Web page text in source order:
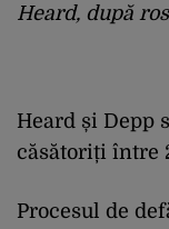
Heard, după
Heard și Depp
căsătoriți între
Procesul de